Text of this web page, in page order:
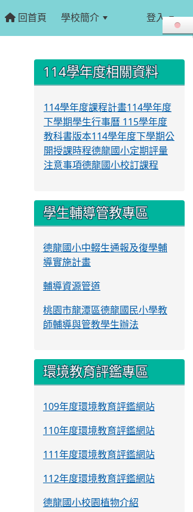
回首頁 學校簡介 登入
::: 114學年度相關資料
114學年度課程計畫114學年度
下學期學生行事曆 115學年度
教科書版本114學年度下學期公
開授課時程德龍國小定期評量
注意事項德龍國小校訂課程
學生輔導管教專區
德龍國小中輟生通報及復學輔
導實施計畫
輔導資源管道
桃園市龍潭區德龍國民小學教
師輔導與管教學生辦法
環境教育評鑑專區
109年度環境教育評鑑網站
110年度環境教育評鑑網站
111年度環境教育評鑑網站
112年度環境教育評鑑網站
德龍國小校園植物介紹